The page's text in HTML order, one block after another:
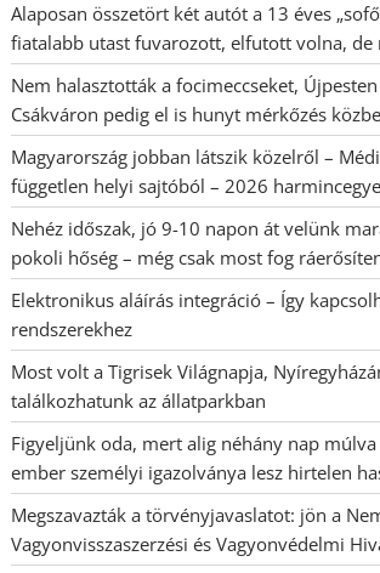
Alaposan összetört két autót a 13 éves
fiatalabb utast fuvarozott, elfutott volna, de
Nem halasztották a focimeccseket,
Csákváron pedig el is hunyt mérkőzés
Magyarország jobban látszik közelről –
független helyi sajtóból – 2026
Nehéz időszak, jó 9-10 napon át velünk
pokoli hőség – még csak most fog
Elektronikus aláírás integráció – Így
rendszerekhez
Most volt a Tigrisek Világnapja,
találkozhatunk az állatparkban
Figyeljünk oda, mert alig néhány nap
ember személyi igazolványa lesz hirtelen
Megszavazták a törvényjavaslatot: jön a
Vagyonvisszaszerzési és Vagyonvédelmi